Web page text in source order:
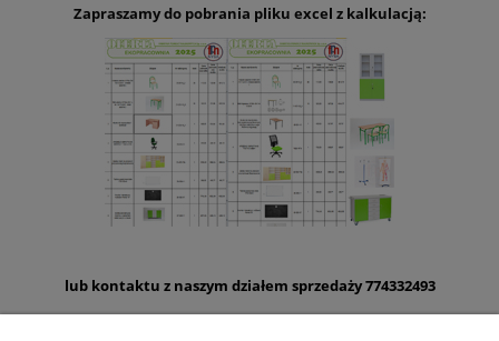
Zapraszamy do pobrania pliku excel z kalkulacją:
lub kontaktu z naszym działem sprzedaży 774332493